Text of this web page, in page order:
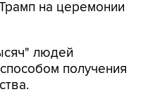
на церемонии
людей
получения